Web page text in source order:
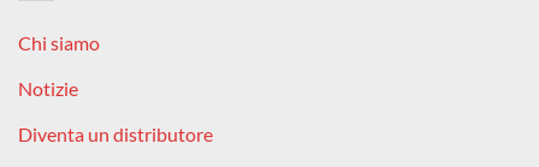
Chi siamo
Notizie
Diventa un distributore